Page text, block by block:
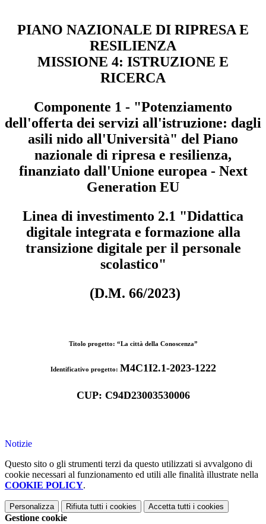
PIANO NAZIONALE DI RIPRESA E
RESILIENZA
MISSIONE 4: ISTRUZIONE E
RICERCA
Componente 1 - "Potenziamento
dell'offerta dei servizi all'istruzione: dagli
asili nido all'Università" del Piano
nazionale di ripresa e resilienza,
finanziato dall'Unione europea - Next
Generation EU
Linea di investimento 2.1 "Didattica
digitale integrata e formazione alla
transizione digitale per il personale
scolastico"
(D.M. 66/2023)
Titolo progetto: “La città della Conoscenza”
Identificativo progetto: M4C1I2.1-2023-1222
CUP: C94D23003530006
Notizie
Questo sito o gli strumenti terzi da questo utilizzati si avvalgono di
cookie necessari al funzionamento ed utili alle finalità illustrate nella
COOKIE POLICY.
Personalizza Rifiuta tutti i cookies Accetta tutti i cookies
Gestione cookie